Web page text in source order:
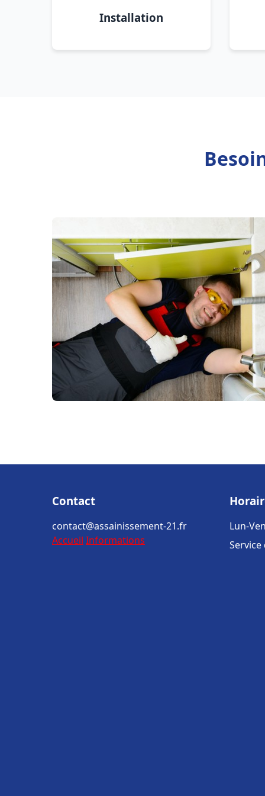
Installation
Contact
contact@assainissement-21.fr
Accueil Informations
Lun-